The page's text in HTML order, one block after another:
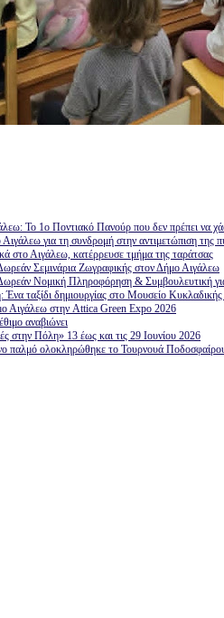
Το 1ο Ποντιακό Πανούρ που δεν πρέπει να
για τη συνδρομή στην αντιμετώπιση της
στο Αιγάλεω, κατέρρευσε τμήμα της ταράτσας
Σεμινάρια Ζωγραφικής στον Δήμο Αιγάλεω
Νομική Πληροφόρηση & Συμβουλευτική
ταξίδι δημιουργίας στο Μουσείο Κυκλαδικής
Αιγάλεω στην Attica Green Expo 2026
αναβιώνει
στην Πόλη» 13 έως και τις 29 Ιουνίου 2026
παλμό ολοκληρώθηκε το Τουρνουά